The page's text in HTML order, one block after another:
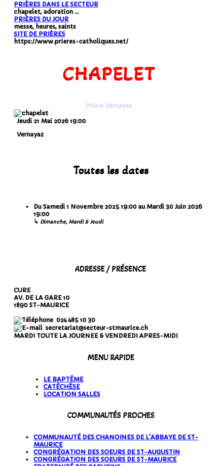
PRIÈRES DANS LE SECTEUR
chapelet, adoration ...
PRIÈRES DU JOUR
messe, heures, saints
SITE DE PRIÈRES
https://www.prieres-catholiques.net/
CHAPELET
Prière Vernayaz
Jeudi 21 Mai 2026 19:00
Vernayaz
Toutes les dates
Du Samedi 1 Novembre 2025 19:00 au Mardi 30 Juin 2026
19:00
↳ Dimanche, Mardi & Jeudi
ADRESSE / PRÉSENCE
CURE
AV. DE LA GARE 10
1890 ST-MAURICE
024 485 10 30
secretariat@secteur-stmaurice.ch
MARDI TOUTE LA JOURNEE & VENDREDI APRES-MIDI
MENU RAPIDE
LE BAPTÊME
CATÉCHÈSE
LOCATION SALLES
COMMUNAUTÉS PROCHES
COMMUNAUTÉ DES CHANOINES DE L'ABBAYE DE ST-
MAURICE
CONGRÉGATION DES SOEURS DE ST-AUGUSTIN
CONGRÉGATION DES SOEURS DE ST-MAURICE